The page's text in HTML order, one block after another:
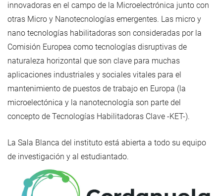
innovadoras en el campo de la Microelectrónica junto con
otras Micro y Nanotecnologías emergentes. Las micro y
nano tecnologías habilitadoras son consideradas por la
Comisión Europea como tecnologías disruptivas de
naturaleza horizontal que son clave para muchas
aplicaciones industriales y sociales vitales para el
mantenimiento de puestos de trabajo en Europa (la
microelectónica y la nanotecnología son parte del
concepto de Tecnologías Habilitadoras Clave -KET-).
La Sala Blanca del instituto está abierta a todo su equipo
de investigación y al estudiantado.